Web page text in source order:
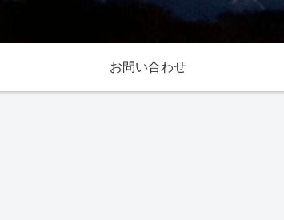
お問い合わせ